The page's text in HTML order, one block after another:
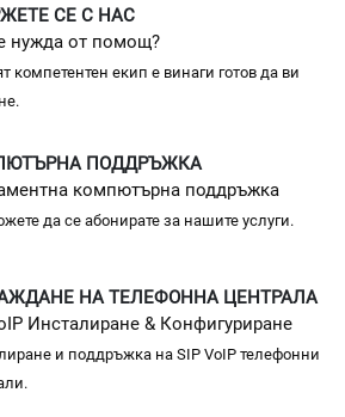
СЕ С НАС
нужда от помощ?
компетентен екип е винаги готов да ви
ПОДДРЪЖКА
компютърна поддръжка
да се абонирате за нашите услуги.
НА ТЕЛЕФОННА ЦЕНТРАЛА
Инсталиране & Конфигуриране
и поддръжка на SIP VoIP телефонни